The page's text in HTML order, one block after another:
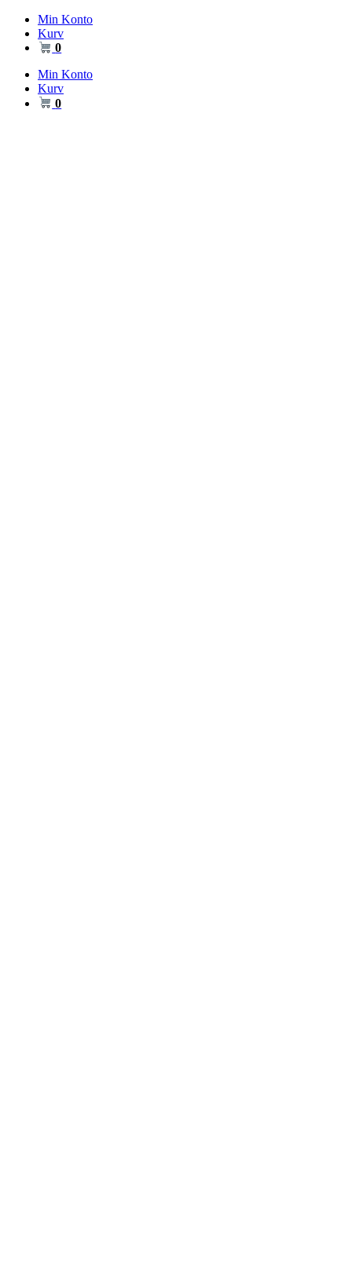
Videre
indhold
Min Konto
Kurv
0
Min Konto
Kurv
0